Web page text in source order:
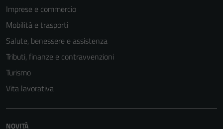
Imprese e commercio
Mobilità e trasporti
Salute, benessere e assistenza
Tributi, finanze e contravvenzioni
Turismo
Vita lavorativa
NOVITÀ
disabilitati.